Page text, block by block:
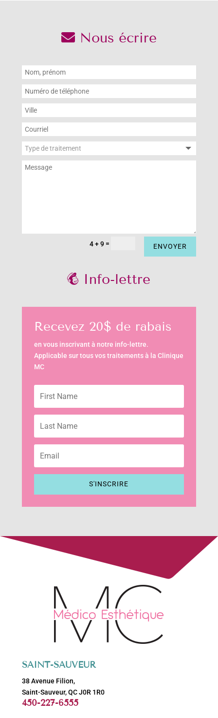
Nous écrire
4 + 9 = ENVOYER
Info-lettre
Recevez 20$ de rabais
en vous inscrivant à notre info-lettre.
Applicable sur tous vos traitements à la Clinique
MC
S'INSCRIRE
SAINT-SAUVEUR
38 Avenue Filion,
Saint-Sauveur, QC J0R 1R0
450-227-6555